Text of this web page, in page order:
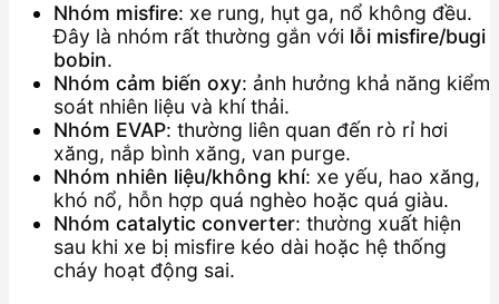
Nhóm misfire: xe rung, hụt ga, nổ không đều.
Đây là nhóm rất thường gắn với lỗi misfire/bugi
bobin.
Nhóm cảm biến oxy: ảnh hưởng khả năng kiểm
soát nhiên liệu và khí thải.
Nhóm EVAP: thường liên quan đến rò rỉ hơi
xăng, nắp bình xăng, van purge.
Nhóm nhiên liệu/không khí: xe yếu, hao xăng,
khó nổ, hỗn hợp quá nghèo hoặc quá giàu.
Nhóm catalytic converter: thường xuất hiện
sau khi xe bị misfire kéo dài hoặc hệ thống
cháy hoạt động sai.